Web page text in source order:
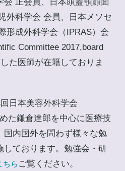
外科学会 会員、日本メソセ
形成外科学会（IPRAS）会
Committee 2017,board
た医師が在籍しておりま
日本美容外科学会
た鎌倉達郎を中心に医療技
国内国外を問わず様々な勉
しております。勉強会・研
ちら ご覧ください。